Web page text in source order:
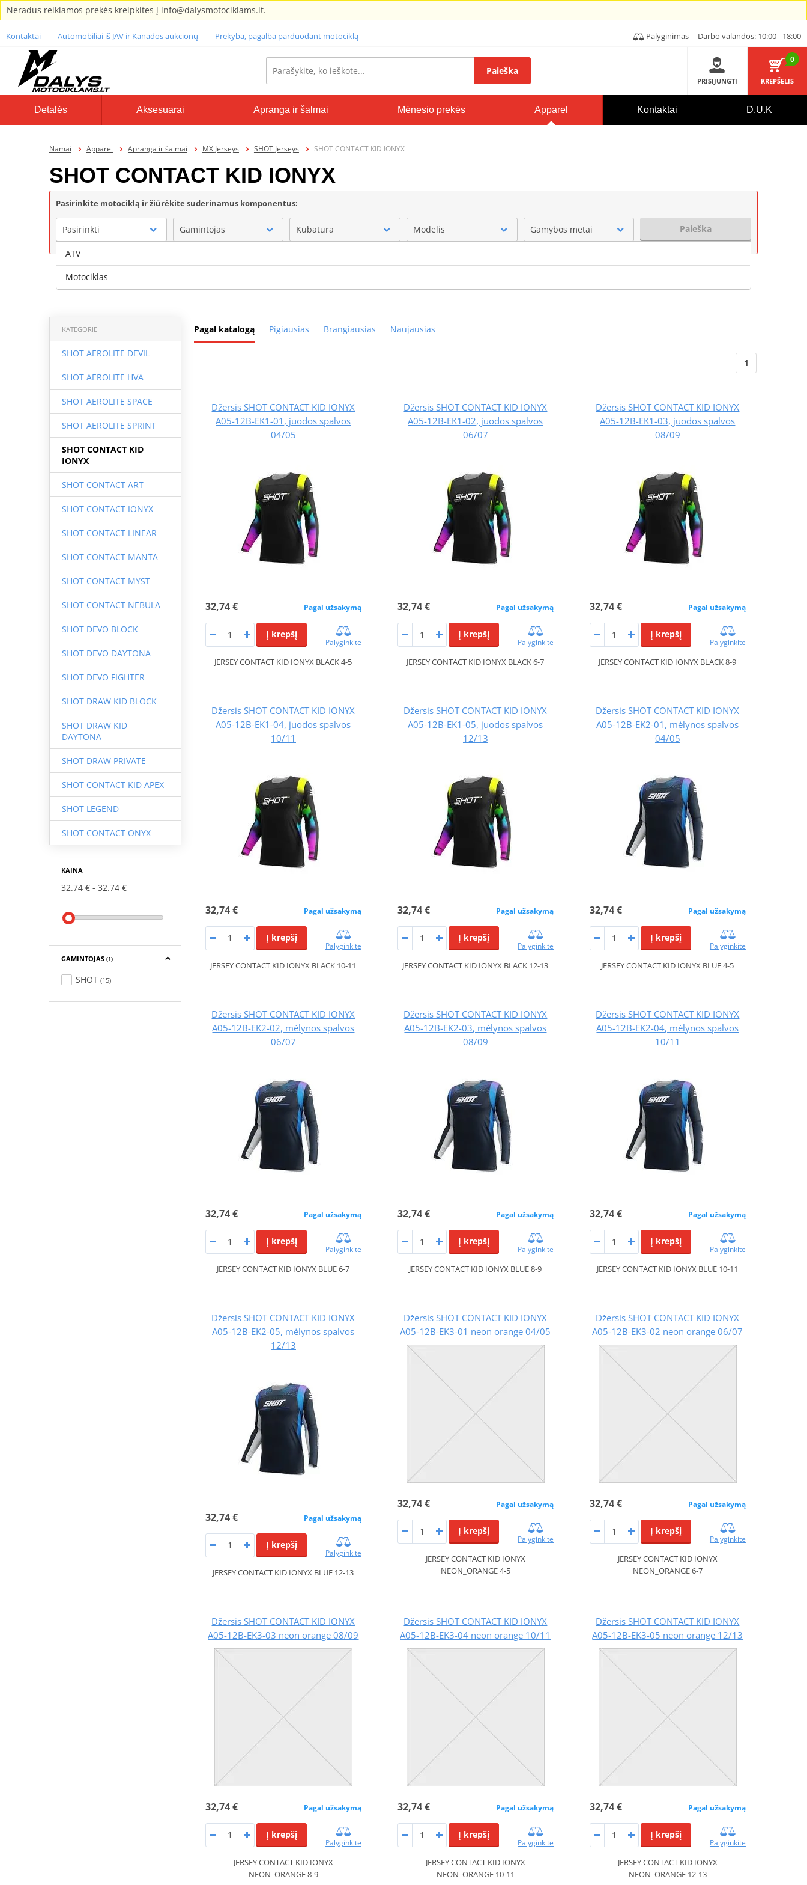
Neradus reikiamos prekės kreipkites į info@dalysmotociklams.lt.
Kontaktai Automobiliai iš JAV ir Kanados aukcionų Prekyba, pagalba parduodant motociklą Palyginimas Darbo valandos: 10:00 - 18:00
Paieška
PRISIJUNGTI
0
KREPŠELIS
Detalės Aksesuarai Apranga ir šalmai Mėnesio prekės Apparel Kontaktai D.U.K
Namai Apparel Apranga ir šalmai MX Jerseys SHOT Jerseys SHOT CONTACT KID IONYX
SHOT CONTACT KID IONYX
Pasirinkite motociklą ir žiūrėkite suderinamus komponentus:
Pasirinkti Gamintojas Kubatūra Modelis Gamybos metai Paieška
Pagal katalogą Pigiausias Brangiausias Naujausias
KATEGORIE
SHOT AEROLITE DEVIL
SHOT AEROLITE HVA
SHOT AEROLITE SPACE
SHOT AEROLITE SPRINT
SHOT CONTACT KID
IONYX
SHOT CONTACT ART
SHOT CONTACT IONYX
SHOT CONTACT LINEAR
SHOT CONTACT MANTA
SHOT CONTACT MYST
SHOT CONTACT NEBULA
SHOT DEVO BLOCK
SHOT DEVO DAYTONA
SHOT DEVO FIGHTER
SHOT DRAW KID BLOCK
SHOT DRAW KID
DAYTONA
SHOT DRAW PRIVATE
SHOT CONTACT KID APEX
SHOT LEGEND
SHOT CONTACT ONYX
KAINA
32.74 € 32.74 €
GAMINTOJAS (1)
SHOT (15)
1
Džersis SHOT CONTACT KID IONYX
A05-12B-EK1-01, juodos spalvos
04/05
32,74 € Pagal užsakymą
Į krepšį
Palyginkite
JERSEY CONTACT KID IONYX BLACK 4-5
Džersis SHOT CONTACT KID IONYX
A05-12B-EK1-02, juodos spalvos
06/07
32,74 € Pagal užsakymą
Į krepšį
Palyginkite
JERSEY CONTACT KID IONYX BLACK 6-7
Džersis SHOT CONTACT KID IONYX
A05-12B-EK1-03, juodos spalvos
08/09
32,74 € Pagal užsakymą
Į krepšį
Palyginkite
JERSEY CONTACT KID IONYX BLACK 8-9
Džersis SHOT CONTACT KID IONYX
A05-12B-EK1-04, juodos spalvos
10/11
32,74 € Pagal užsakymą
Į krepšį
Palyginkite
JERSEY CONTACT KID IONYX BLACK 10-11
Džersis SHOT CONTACT KID IONYX
A05-12B-EK1-05, juodos spalvos
12/13
32,74 € Pagal užsakymą
Į krepšį
Palyginkite
JERSEY CONTACT KID IONYX BLACK 12-13
Džersis SHOT CONTACT KID IONYX
A05-12B-EK2-01, mėlynos spalvos
04/05
32,74 € Pagal užsakymą
Į krepšį
Palyginkite
JERSEY CONTACT KID IONYX BLUE 4-5
Džersis SHOT CONTACT KID IONYX
A05-12B-EK2-02, mėlynos spalvos
06/07
32,74 € Pagal užsakymą
Į krepšį
Palyginkite
JERSEY CONTACT KID IONYX BLUE 6-7
Džersis SHOT CONTACT KID IONYX
A05-12B-EK2-03, mėlynos spalvos
08/09
32,74 € Pagal užsakymą
Į krepšį
Palyginkite
JERSEY CONTACT KID IONYX BLUE 8-9
Džersis SHOT CONTACT KID IONYX
A05-12B-EK2-04, mėlynos spalvos
10/11
32,74 € Pagal užsakymą
Į krepšį
Palyginkite
JERSEY CONTACT KID IONYX BLUE 10-11
Džersis SHOT CONTACT KID IONYX
A05-12B-EK2-05, mėlynos spalvos
12/13
32,74 € Pagal užsakymą
Į krepšį
Palyginkite
JERSEY CONTACT KID IONYX BLUE 12-13
Džersis SHOT CONTACT KID IONYX
A05-12B-EK3-01 neon orange 04/05
32,74 € Pagal užsakymą
Į krepšį
Palyginkite
JERSEY CONTACT KID IONYX
NEON_ORANGE 4-5
Džersis SHOT CONTACT KID IONYX
A05-12B-EK3-02 neon orange 06/07
32,74 € Pagal užsakymą
Į krepšį
Palyginkite
JERSEY CONTACT KID IONYX
NEON_ORANGE 6-7
Džersis SHOT CONTACT KID IONYX
A05-12B-EK3-03 neon orange 08/09
32,74 € Pagal užsakymą
Į krepšį
Palyginkite
JERSEY CONTACT KID IONYX
NEON_ORANGE 8-9
Džersis SHOT CONTACT KID IONYX
A05-12B-EK3-04 neon orange 10/11
32,74 € Pagal užsakymą
Į krepšį
Palyginkite
JERSEY CONTACT KID IONYX
NEON_ORANGE 10-11
Džersis SHOT CONTACT KID IONYX
A05-12B-EK3-05 neon orange 12/13
32,74 € Pagal užsakymą
Į krepšį
Palyginkite
JERSEY CONTACT KID IONYX
NEON_ORANGE 12-13
ATV
Motociklas